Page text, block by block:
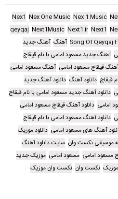
Nex 1 Music
Nex One Music
Nex1
Next1
Next1.ir
Next1Music
qeyqaj
Song Of Qeyqaj آهنگ آهنگ جدید
آهنگ جدید مسعود امامی با نام قیقاج
قیقاج مسعود امامی آهنگ مسعود امامی
قیقاج دانلود آهنگ دانلود آهنگ جدید
دانلود آهنگ جدید مسعود امامی با نام قیقاج
امامی دانلود آهنگ قیقاج مسعود امامی
دانلود آهنگ مسعود امامی با نام قیقاج
آهنگ های مسعود امامی دانلود موزیک
موسیقی نکست وان سایت دانلود آهنگ
مسعود امامی مسعود امامی موزیک جدید
نکست وان نکست وان موزیک